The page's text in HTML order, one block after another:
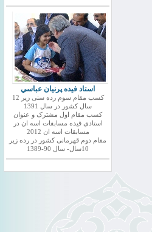
استاد فيده پرنيان عباسي
کسب مقام سوم رده سنی زیر 12
سال کشور در سال 1391
کسب مقام اول مشترک و عنوان
استادي فيده مسابقات اسه ان در
مسابقات اسه ان 2012
مقام دوم قهرمانی کشور در رده زیر
10سال- سال 90-1389